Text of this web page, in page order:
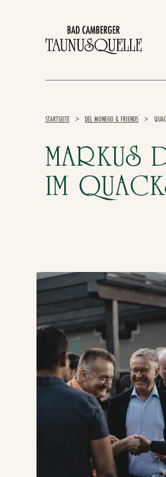
STARTSEITE > DEL MONEGO & FRIENDS >
MARKUS
IM